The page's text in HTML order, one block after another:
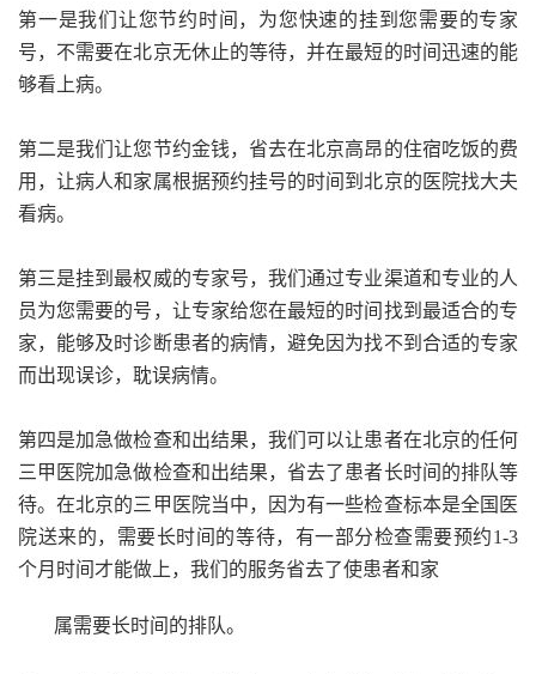
第一是我们让您节约时间，为您快速的挂到您需要的专家
号，不需要在北京无休止的等待，并在最短的时间迅速的能
够看上病。
第二是我们让您节约金钱，省去在北京高昂的住宿吃饭的费
用，让病人和家属根据预约挂号的时间到北京的医院找大夫
看病。
第三是挂到最权威的专家号，我们通过专业渠道和专业的人
员为您需要的号，让专家给您在最短的时间找到最适合的专
家，能够及时诊断患者的病情，避免因为找不到合适的专家
而出现误诊，耽误病情。
第四是加急做检查和出结果，我们可以让患者在北京的任何
三甲医院加急做检查和出结果，省去了患者长时间的排队等
待。在北京的三甲医院当中，因为有一些检查标本是全国医
院送来的，需要长时间的等待，有一部分检查需要预约1-3
个月时间才能做上，我们的服务省去了使患者和家
属需要长时间的排队。